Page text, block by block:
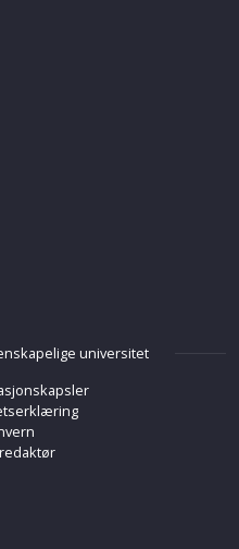
universitet